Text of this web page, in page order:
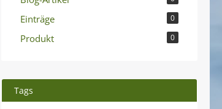
Einträge 0
Produkt 0
Tags